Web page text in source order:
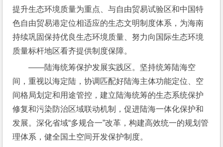
提升生态环境质量为重点、与自由贸易试验区和中国特
色自由贸易港定位相适应的生态文明制度体系，为海南
持续巩固保持优良生态环境质量、努力向国际生态环境
质量标杆地区看齐提供制度保障。
――陆海统筹保护发展实践区。坚持统筹陆海空
间，重视以海定陆，协调匹配好陆海主体功能定位、空
间格局划定和用途管控，建立陆海统筹的生态系统保护
修复和污染防治区域联动机制，促进陆海一体化保护和
发展。深化省域“多规合一”改革，构建高效统一的规划管
理体系，健全国土空间开发保护制度。